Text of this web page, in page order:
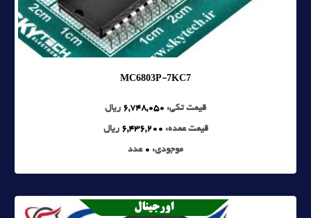
MC6803P-7KC7
قیمت تکی: 6,748,050 ریال
قیمت عمده: 6,436,200 ریال
موجودی: 0 عدد